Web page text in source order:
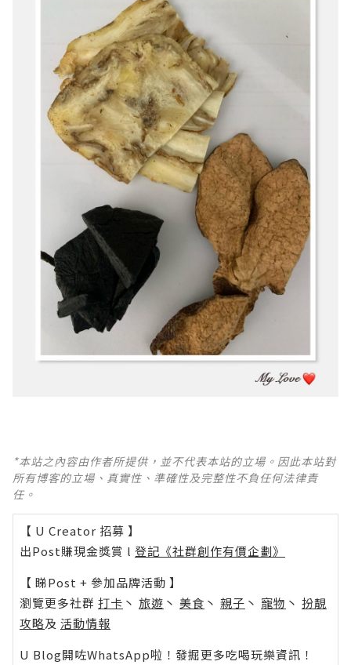
*本站之內容由作者所提供，並不代表本站的立場。因此本站對
所有博客的立場、真實性、準確性及完整性不負任何法律責
任。
【 U Creator 招募 】
出Post賺現金獎賞 l 登記《社群創作有價企劃》
【 睇Post + 參加品牌活動 】
瀏覽更多社群 打卡 丶 旅遊 丶 美食 丶 親子 丶 寵物 丶 扮靚
攻略及 活動情報
U Blog開咗WhatsApp啦！發掘更多吃喝玩樂資訊！